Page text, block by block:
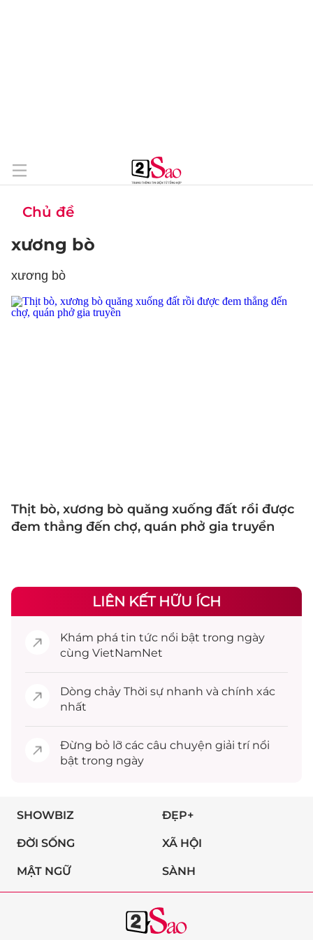
Chủ đề
xương bò
xương bò
Thịt bò, xương bò quăng xuống đất rồi được
đem thẳng đến chợ, quán phở gia truyền
LIÊN KẾT HỮU ÍCH
Khám phá tin tức nổi bật trong ngày
cùng VietNamNet
Dòng chảy Thời sự nhanh và chính xác
nhất
Đừng bỏ lỡ các câu chuyện giải trínổi
bật trong ngày
SHOWBIZ ĐẸP+
ĐỜI SỐNG XÃ HỘI
MẬT NGỮ SÀNH